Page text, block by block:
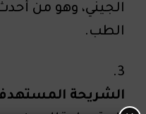
الجيني، وهو من
الطب.
الشريحة